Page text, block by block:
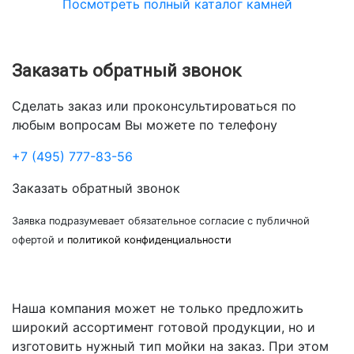
Посмотреть полный каталог камней
Заказать обратный звонок
Сделать заказ или проконсультироваться по
любым вопросам Вы можете по телефону
+7 (495) 777-83-56
Заказать обратный звонок
Заявка подразумевает обязательное согласие с публичной
офертой и политикой конфиденциальности
Наша компания может не только предложить
широкий ассортимент готовой продукции, но и
изготовить нужный тип мойки на заказ. При этом